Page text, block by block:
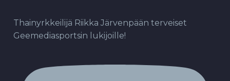
Thainyrkkeilijä Riikka Järvenpään terveiset
Geemediasportsin lukijoille!